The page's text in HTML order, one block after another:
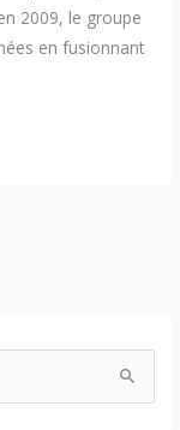
2009, le groupe
en fusionnant